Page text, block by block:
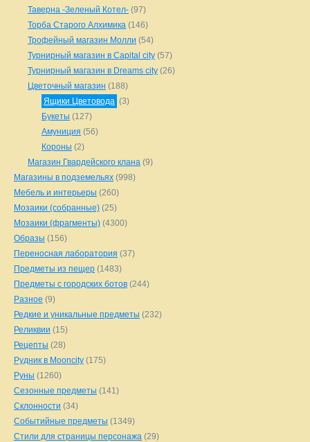
Таверна -Зеленый Котел- (97)
Торба Старого Алхимика (146)
Трофейный магазин Молли (54)
Турнирный магазин в Capital city (57)
Турнирный магазин в Dreams city (26)
Цветочный магазин (188)
Ящики Цветовода (3)
Букеты (127)
Амуниция (56)
Короны (2)
Магазин Гвардейского клана (9)
Магазины в подземельях (998)
Мебель и интерьеры (260)
Мозаики (собранные) (25)
Мозаики (фрагменты) (4300)
Образы (156)
Переносная лаборатория (37)
Предметы из пещер (1483)
Предметы с городских ботов (244)
Разное (9)
Редкие и уникальные предметы (232)
Реликвии (15)
Рецепты (28)
Рудник в Mooncity (175)
Руны (1260)
Сезонные предметы (141)
Склонности (34)
Событийные предметы (1349)
Стили для страницы персонажа (29)